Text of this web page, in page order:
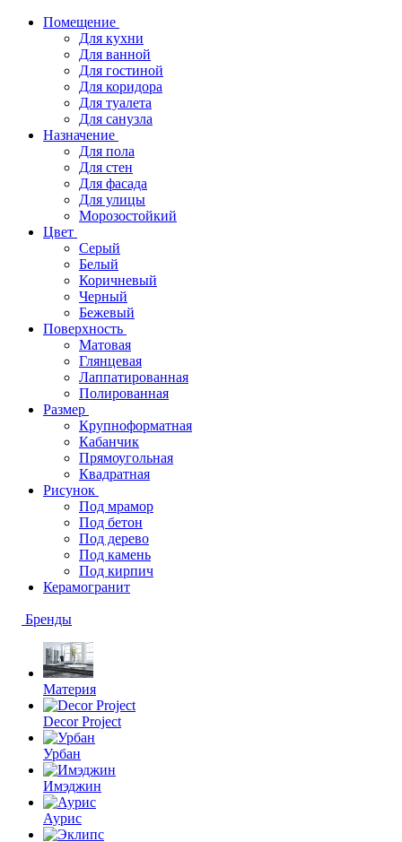
Помещение
Для кухни
Для ванной
Для гостиной
Для коридора
Для туалета
Для санузла
Назначение
Для пола
Для стен
Для фасада
Для улицы
Морозостойкий
Цвет
Серый
Белый
Коричневый
Черный
Бежевый
Поверхность
Матовая
Глянцевая
Лаппатированная
Полированная
Размер
Крупноформатная
Кабанчик
Прямоугольная
Квадратная
Рисунок
Под мрамор
Под бетон
Под дерево
Под камень
Под кирпич
Керамогранит
Бренды
Материя
Decor Project
Урбан
Имэджин
Аурис